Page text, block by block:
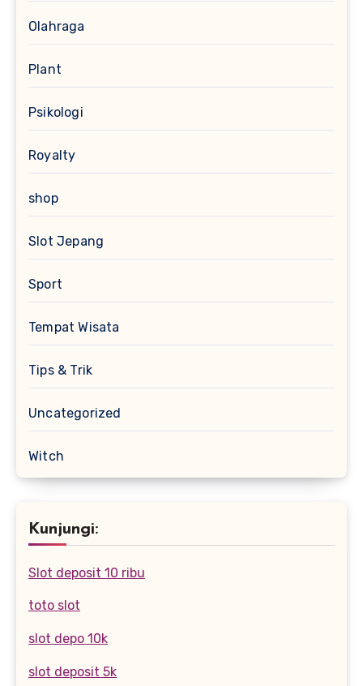
Olahraga
Plant
Psikologi
Royalty
shop
Slot Jepang
Sport
Tempat Wisata
Tips & Trik
Uncategorized
Witch
Kunjungi:
Slot deposit 10 ribu
toto slot
slot depo 10k
slot deposit 5k